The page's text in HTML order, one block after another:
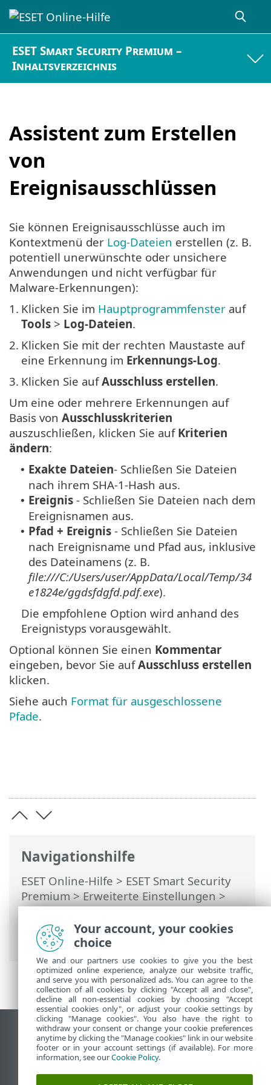
ESET Smart Security Premium –
Inhaltsverzeichnis
Assistent zum Erstellen
von
Ereignisausschlüssen
Navigationshilfe
ESET Online-Hilfe > ESET Smart Security
Premium>Erweiterte Einstellungen>
Prüfungen>Ausschlussfilter>
Ereignisausschlüsse> Assistent zum
Erstellen von Ereignisausschlüssen
Sie können Ereignisausschlüsse auch im
Kontextmenü der Log-Dateien erstellen (z. B.
potentiell unerwünschte oder unsichere
Anwendungen und nicht verfügbar für
Malware-Erkennungen):
1. Klicken Sie im Hauptprogrammfenster auf
Tools > Log-Dateien.
2. Klicken Sie mit der rechten Maustaste auf
eine Erkennung im Erkennungs-Log.
3. Klicken Sie aufAusschluss erstellen.
Um eine oder mehrere Erkennungen auf
Basis von Ausschlusskriterien
auszuschließen, klicken Sie auf Kriterien
ändern:
• Exakte Dateien- Schließen Sie Dateien
nach ihrem SHA-1-Hash aus.
• Ereignis - Schließen Sie Dateien nach dem
Ereignisnamen aus.
• Pfad + Ereignis - Schließen Sie Dateien
nach Ereignisname und Pfad aus, inklusive
des Dateinamens (z. B.
file:///C:/Users/user/AppData/Local/Temp/34
e1824e/ggdsfdgfd.pdf.exe).
Die empfohlene Option wird anhand des
Ereignistyps vorausgewählt.
Optional können Sie einen Kommentar
eingeben, bevor Sie aufAusschluss erstellen
klicken.
Siehe auch Format für ausgeschlossene
Pfade.
Desktop-Site anzeigen
End of Life
ESET Knowledgebase
ESET-Forum
Your account, your cookies
choice
We and our partners use cookies to give you the best
optimized online experience, analyze our website traffic,
and serve you with personalized ads. You can agree to the
collection of all cookies by clicking "Accept all and close",
decline all non-essential cookies by choosing "Accept
essential cookies only", or adjust your cookie settings by
clicking "Manage cookies". You also have the right to
withdraw your consent or change your cookie preferences
anytime by clicking the "Manage cookies" link in our website
footer or in your account settings (if available). For more
information, see ourCookie Policy.